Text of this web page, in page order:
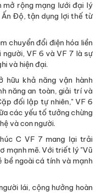
mở rộng mạng lưới đại lý
Độ, tận dụng lợi thế từ
chuyển đổi điện hóa liền
VF 6 và VF 7 là sự
và hiện đại.
hữu khả năng vận hành
năng an toàn, giải trí và
đối lập tự nhiên," VF 6
các yếu tố tưởng chừng
và con người.
C VF 7 mang lại trải
mạnh mẽ. Với triết lý "Vũ
bề ngoài cá tính và mạnh
lái, cộng hưởng hoàn